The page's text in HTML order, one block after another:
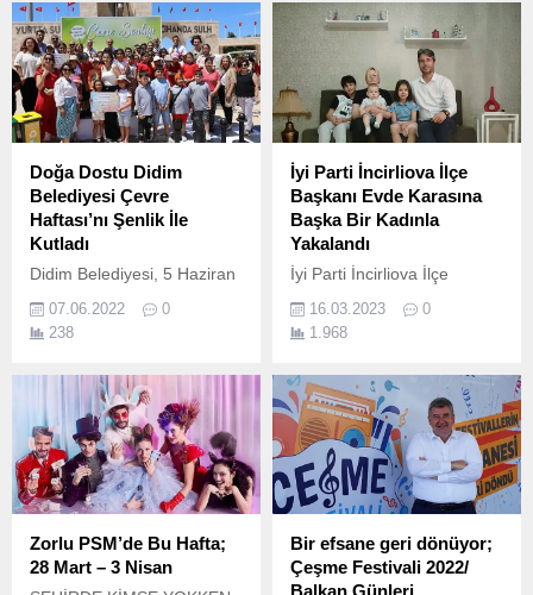
Doğa Dostu Didim
Belediyesi Çevre
Haftası’nı Şenlik İle
Kutladı
Didim Belediyesi, 5 Haziran
Türkiye Çevre Haftası'nı
"Çevre Şenliği" ile kutladı.
07.06.2022
0
238
İyi Parti İncirliova İlçe
Başkanı Evde Karasına
Başka Bir Kadınla
Yakalandı
İyi Parti İncirliova İlçe
Başka Bir Kadınla Yakalandı
En son gelen bilgilere göre
evinde kocası Ahmet Alak(iyi
Parti İncirliova ilçe
başkanı)’ı tekrardan iyi Parti
incirliova Teşkilatı üyesi bir
kadınla yakaladı. Pınar Alak
yaptığı açıklamalara göre
evde bir kamera
bulunduğunu ve bunun...
16.03.2023
0
1.968
Zorlu PSM’de Bu Hafta;
28 Mart – 3 Nisan
Bir efsane geri dönüyor;
Çeşme Festivali 2022/